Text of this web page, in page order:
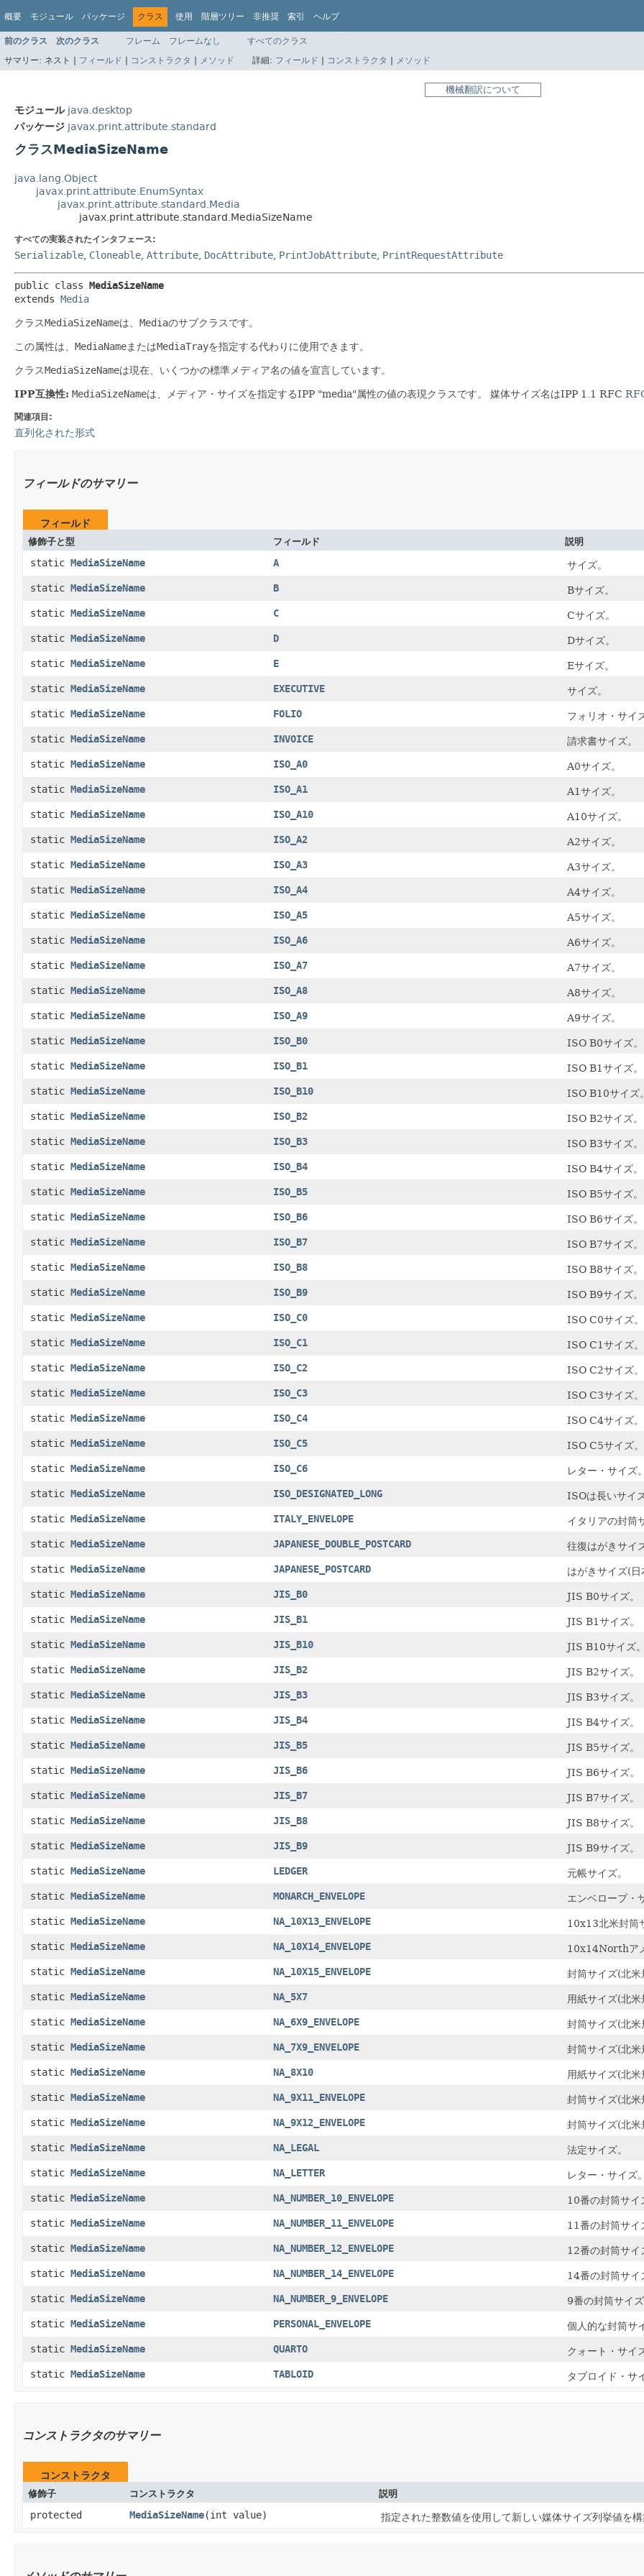
概要 モジュール パッケージ クラス 使用 階層ツリー 非推奨 索引 ヘルプ
前のクラス 次のクラス フレーム フレームなし
すべてのクラス
サマリー: ネスト | フィールド | コンストラクタ | メソッド 詳細: フィールド | コンストラクタ | メソッド
機械翻訳について
モジュール java.desktop
パッケージ javax.print.attribute.standard
クラスMediaSizeName
java.lang.Object
javax.print.attribute.EnumSyntax
javax.print.attribute.standard.Media
javax.print.attribute.standard.MediaSizeName
すべての実装されたインタフェース:
Serializable Cloneable Attribute DocAttribute PrintJobAttribute PrintRequestAttribute
public class MediaSizeName
extends Media
クラスMediaSizeNameは、 Mediaのサブクラスです。
この属性は、 MediaNameまたはMediaTrayを指定する代わりに使用できます。
クラスMediaSizeNameは現在、いくつかの標準メディア名の値を宣言しています。
IPP互換性: MediaSizeNameは、メディア・サイズを指定するIPP "media"属性の値の表現クラスです。 媒体サイズ名はIPP 1.1 RFC
関連項目:
直列化された形式
フィールドのサマリー
フィールド
修飾子と型 フィールド 説明
static MediaSizeName A サイズ。
static MediaSizeName B Bサイズ。
static MediaSizeName C Cサイズ。
static MediaSizeName D Dサイズ。
static MediaSizeName E Eサイズ。
static MediaSizeName EXECUTIVE サイズ。
static MediaSizeName FOLIO フォリオ・サイ
static MediaSizeName INVOICE 請求書サイズ。
static MediaSizeName ISO_A0 A0サイズ。
static MediaSizeName ISO_A1 A1サイズ。
static MediaSizeName ISO_A10 A10サイズ。
static MediaSizeName ISO_A2 A2サイズ。
static MediaSizeName ISO_A3 A3サイズ。
static MediaSizeName ISO_A4 A4サイズ。
static MediaSizeName ISO_A5 A5サイズ。
static MediaSizeName ISO_A6 A6サイズ。
static MediaSizeName ISO_A7 A7サイズ。
static MediaSizeName ISO_A8 A8サイズ。
static MediaSizeName ISO_A9 A9サイズ。
static MediaSizeName ISO_B0 ISO B0サイズ。
static MediaSizeName ISO_B1 ISO B1サイズ。
static MediaSizeName ISO_B10 ISO B10サイズ
static MediaSizeName ISO_B2 ISO B2サイズ。
static MediaSizeName ISO_B3 ISO B3サイズ。
static MediaSizeName ISO_B4 ISO B4サイズ。
static MediaSizeName ISO_B5 ISO B5サイズ。
static MediaSizeName ISO_B6 ISO B6サイズ。
static MediaSizeName ISO_B7 ISO B7サイズ。
static MediaSizeName ISO_B8 ISO B8サイズ。
static MediaSizeName ISO_B9 ISO B9サイズ。
static MediaSizeName ISO_C0 ISO C0サイズ。
static MediaSizeName ISO_C1 ISO C1サイズ。
static MediaSizeName ISO_C2 ISO C2サイズ。
static MediaSizeName ISO_C3 ISO C3サイズ。
static MediaSizeName ISO_C4 ISO C4サイズ。
static MediaSizeName ISO_C5 ISO C5サイズ。
static MediaSizeName ISO_C6 レター・サイズ
static MediaSizeName ISO_DESIGNATED_LONG ISOは長いサイ
static MediaSizeName ITALY_ENVELOPE イタリアの封筒
static MediaSizeName JAPANESE_DOUBLE_POSTCARD 往復はがきサイ
static MediaSizeName JAPANESE_POSTCARD はがきサイズ(日
static MediaSizeName JIS_B0 JIS B0サイズ。
static MediaSizeName JIS_B1 JIS B1サイズ。
static MediaSizeName JIS_B10 JIS B10サイズ
static MediaSizeName JIS_B2 JIS B2サイズ。
static MediaSizeName JIS_B3 JIS B3サイズ。
static MediaSizeName JIS_B4 JIS B4サイズ。
static MediaSizeName JIS_B5 JIS B5サイズ。
static MediaSizeName JIS_B6 JIS B6サイズ。
static MediaSizeName JIS_B7 JIS B7サイズ。
static MediaSizeName JIS_B8 JIS B8サイズ。
static MediaSizeName JIS_B9 JIS B9サイズ。
static MediaSizeName LEDGER 元帳サイズ。
static MediaSizeName MONARCH_ENVELOPE エンベロープ・
static MediaSizeName NA_10X13_ENVELOPE 10x13北米封筒
static MediaSizeName NA_10X14_ENVELOPE 10x14Northア
static MediaSizeName NA_10X15_ENVELOPE 封筒サイズ(北
static MediaSizeName NA_5X7 用紙サイズ(北
static MediaSizeName NA_6X9_ENVELOPE 封筒サイズ(北
static MediaSizeName NA_7X9_ENVELOPE 封筒サイズ(北
static MediaSizeName NA_8X10 用紙サイズ(北
static MediaSizeName NA_9X11_ENVELOPE 封筒サイズ(北
static MediaSizeName NA_9X12_ENVELOPE 封筒サイズ(北
static MediaSizeName NA_LEGAL 法定サイズ。
static MediaSizeName NA_LETTER レター・サイズ
static MediaSizeName NA_NUMBER_10_ENVELOPE 10番の封筒サイ
static MediaSizeName NA_NUMBER_11_ENVELOPE 11番の封筒サイ
static MediaSizeName NA_NUMBER_12_ENVELOPE 12番の封筒サイ
static MediaSizeName NA_NUMBER_14_ENVELOPE 14番の封筒サイ
static MediaSizeName NA_NUMBER_9_ENVELOPE 9番の封筒サイ
static MediaSizeName PERSONAL_ENVELOPE 個人的な封筒サ
static MediaSizeName QUARTO クォート・サイ
static MediaSizeName TABLOID タブロイド・サ
コンストラクタのサマリー
コンストラクタ
修飾子 コンストラクタ 説明
protected MediaSizeName​(int value) 指定された整数値を使用して新しい媒体サイズ列挙値を